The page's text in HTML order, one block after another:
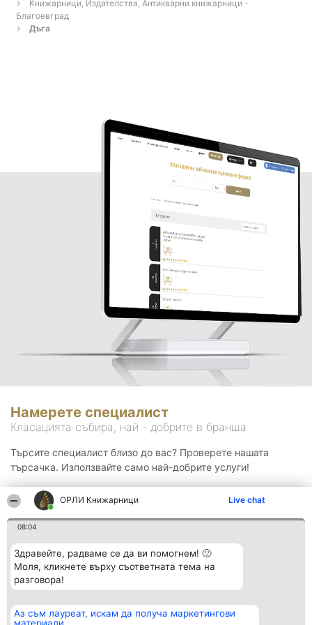
ОРЛИ Книжарници Live chat
08:04
Здравейте, радваме се да ви помогнем! 🙂
Моля, кликнете върху съответната тема на
разговора!
Аз съм лауреат, искам да получа маркетингови
Книжарници, Издателства, Антикварни книжарници -
Благоевград
Дъга
Намерете специалист
Класацията събира, най - добрите в бранша.
Търсите специалист близо до вас? Проверете нашата
търсачка. Използвайте само най-добрите услуги!
Организатор на
Класация Контакти